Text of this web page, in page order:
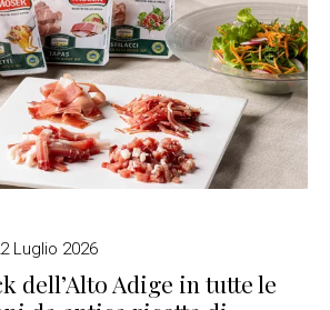
Luglio 2026
dell’Alto Adige in tutte le